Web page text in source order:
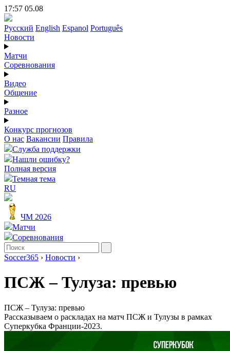
17:57 05.08
Русский English Espanol Português
Новости
Матчи
Соревнования
Видео
Общение
Разное
Конкурс прогнозов
О нас Вакансии Правила
Служба поддержки
Нашли ошибку?
Полная версия
Темная тема
RU
ЧМ 2026
Матчи
Соревнования
Soccer365 › Новости ›
ПСЖ – Тулуза: превью
ПСЖ – Тулуза: превью
Рассказываем о раскладах на матч ПСЖ и Тулузы в рамках
Суперкубка Франции-2023.